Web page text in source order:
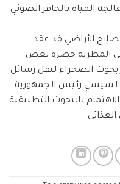
المياه بالحافز الضوئي
الأراضي قد عقد
في المطرية حضره بعض
بحوث الصحراء لنقل رسائل
السيسي رئيس الجمهورية
بالبحوث التطبيقية